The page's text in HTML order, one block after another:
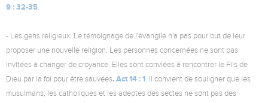
9 : 32-35.
- Les gens religieux. Le témoignage de l'évangile n'a pas pour but de leur
proposer une nouvelle religion. Les personnes concernées ne sont pas
invitées à changer de croyance. Elles sont conviées à rencontrer le Fils de
Dieu par la foi pour être sauvées. Act 14 : 1. Il convient de souligner que les
musulmans, les catholiques et les adeptes des sectes ne sont pas des